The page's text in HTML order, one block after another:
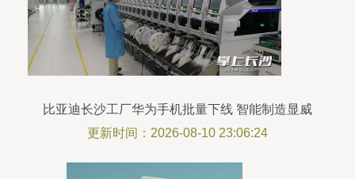
比亚迪长沙工厂华为手机批量下线 智能制造显威
力，年内日产将达8万台
更新时间：2026-08-10 23:06:24